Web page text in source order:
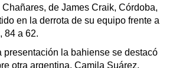
de James Craik, Córdoba,
en la derrota de su equipo frente a
84 a 62.
presentación la bahiense se destacó
otra argentina, Camila Suárez,